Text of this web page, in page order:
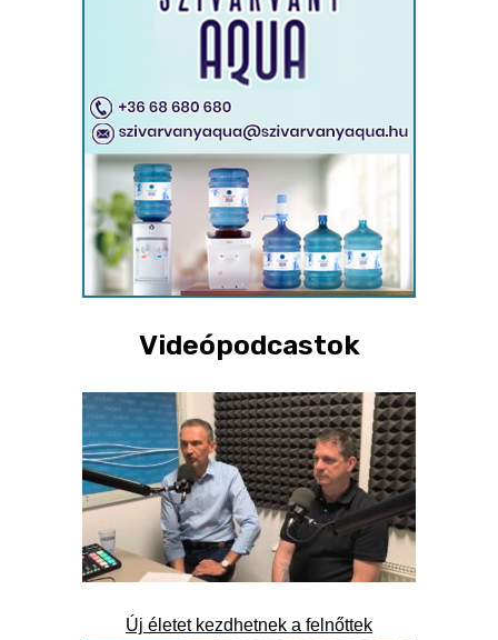
Videópodcastok
Új életet kezdhetnek a felnőttek